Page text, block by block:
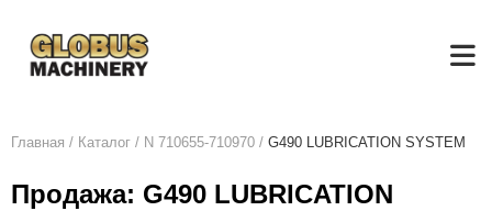
Главная / Каталог / N 710655-710970 / G490 LUBRICATION SYSTEM
Продажа: G490 LUBRICATION